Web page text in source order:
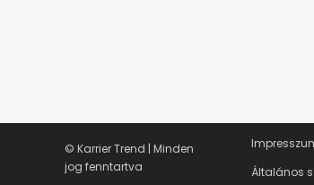
Általános
© Karrier Trend | Minden
jog fenntartva